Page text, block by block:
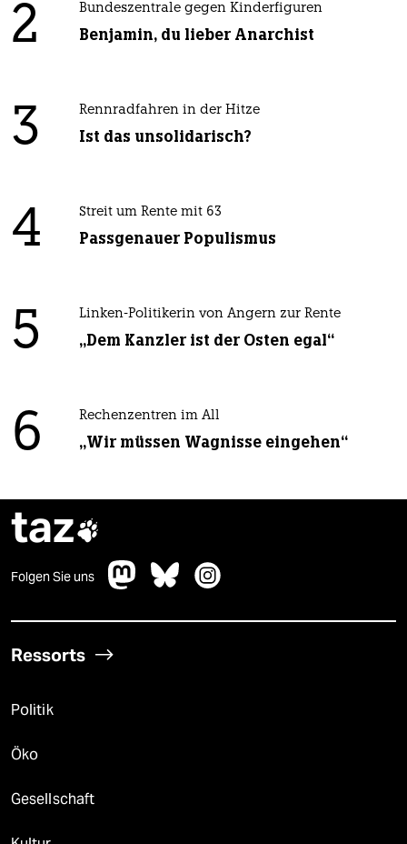
2 Bundeszentrale gegen Kinderfiguren
Benjamin, du lieber Anarchist
3 Rennradfahren in der Hitze
Ist das unsolidarisch?
4 Streit um Rente mit 63
Passgenauer Populismus
5 Linken-Politikerin von Angern zur Rente
„Dem Kanzler ist der Osten egal“
6 Rechenzentren im All
„Wir müssen Wagnisse eingehen“
taz
Folgen Sie uns
Ressorts
Politik
Öko
Gesellschaft